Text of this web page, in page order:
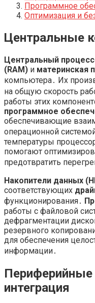
Программное
Оптимизация и
Центральные
Центральный
(RAM) и материнская
компьютера․ Их
на общую скорость
работы этих
программное
обеспечивающие
операционной
температуры
помогают
предотвратить
Накопители данных
соответствующих
функционирования․
работы с файловой
дефрагментации
резервного
для обеспечения
информации․
Периферийные
интеграция